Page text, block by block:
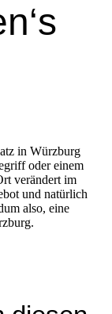
in Würzburg
oder einem
verändert im
und natürlich
also, eine